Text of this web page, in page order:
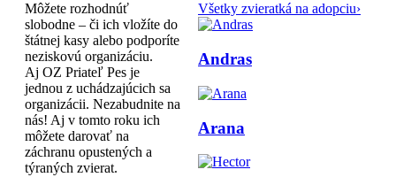
Môžete rozhodnúť
slobodne – či ich vložíte do
štátnej kasy alebo podporíte
neziskovú organizáciu.
Aj OZ Priateľ Pes je
jednou z uchádzajúcich sa
organizácii. Nezabudnite na
nás! Aj v tomto roku ich
môžete darovať na
záchranu opustených a
týraných zvierat.
Všetky zvieratká na adopciu›
Andras
Arana